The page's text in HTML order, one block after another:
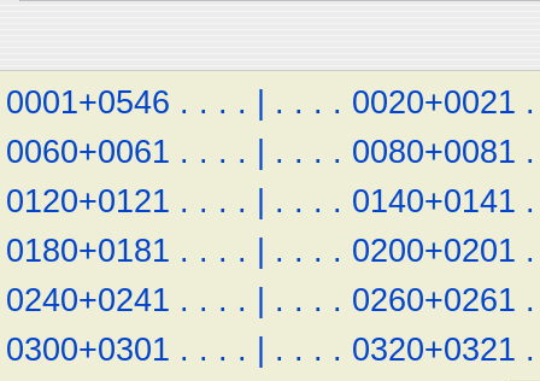
0001+0546 . . . . | . . . . 0020+0021 .
0060+0061 . . . . | . . . . 0080+0081 .
0120+0121 . . . . | . . . . 0140+0141 .
0180+0181 . . . . | . . . . 0200+0201 .
0240+0241 . . . . | . . . . 0260+0261 .
0300+0301 . . . . | . . . . 0320+0321 .